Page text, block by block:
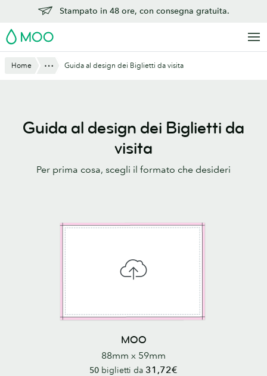
contenuto
principale
Stampato in 48 ore, con consegna gratuita.
MOO
Home Mostra tutto
Guida al design dei Biglietti da visita
Guida al design dei Biglietti da
visita
Per prima cosa, scegli il formato che desideri
MOO
88mm x 59mm
50 biglietti da 31,72€